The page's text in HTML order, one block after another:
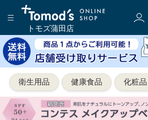
トモズ蒲田店
衛生用品 健康食品 化粧品